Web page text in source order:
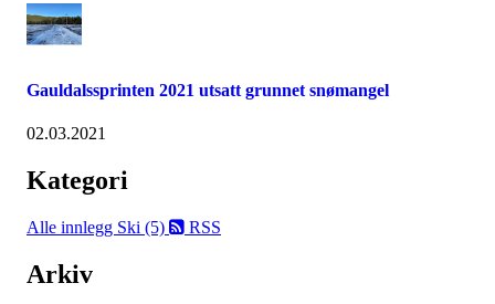
Gauldalssprinten 2021 utsatt grunnet snømangel
02.03.2021
Kategori
Alle innlegg Ski (5) RSS
Arkiv